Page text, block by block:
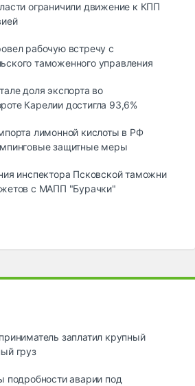
ограничили движение к КПП
рабочую встречу с
таможенного управления
доля экспорта во
Карелии достигла 93,6%
лимонной кислоты в РФ
защитные меры
инспектора Псковской таможни
с МАПП "Бурачки"
заплатил крупный
груз
подробности аварии под